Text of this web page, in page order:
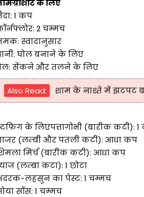
के लिए
1 कप
2 चम्मच
स्वादानुसार
घोल बनाने के लिए
सेंकने और तलने के लिए
Also Read: शाम के नाश्ते में झटपट
के लिएपत्तागोभी (बारीक कटी):
(लम्बी और पतली कटी): आधा कप
मिर्च (बारीक कटी): आधा कप
(लम्बा कटा): 1 छोटा
लहसुन का पेस्ट: 1 चम्मच
सॉस: 1 चम्मच